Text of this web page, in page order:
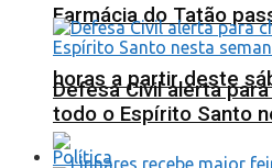
Farmácia do Tatão
horas a partir deste
Defesa Civil alerta
todo o Espírito Santo
Política